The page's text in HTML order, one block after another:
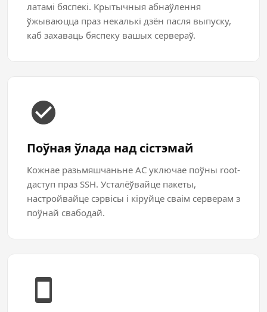
латамі бяспекі. Крытычныя абнаўлення
ўжываюцца праз некалькі дзён пасля выпуску,
каб захаваць бяспеку вашых сервераў.
Поўная ўлада над сістэмай
Кожнае разьмяшчаньне АС уключае поўны root-
даступ праз SSH. Усталёўвайце пакеты,
настройвайце сэрвісы і кіруйце сваім серверам з
поўнай свабодай.